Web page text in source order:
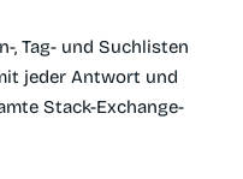
, Tag- und Suchlisten
jeder Antwort und
Stack-Exchange-